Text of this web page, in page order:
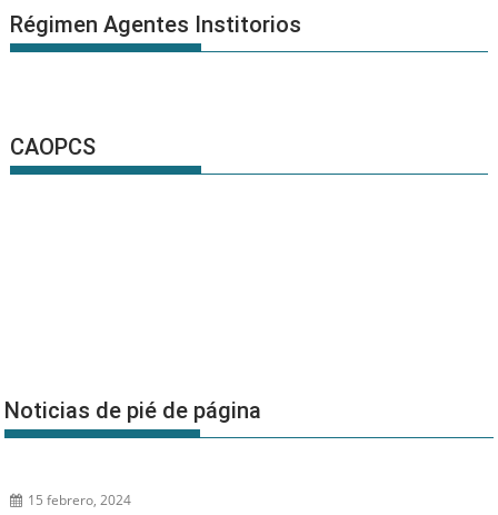
Régimen Agentes Institorios
CAOPCS
Noticias de pié de página
15 febrero, 2024